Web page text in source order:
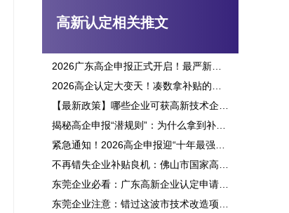
高新技术企业认定
高新认定相关推文